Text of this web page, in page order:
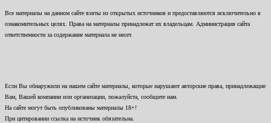
Все материалы на данном сайте взяты из открытых источников и предоставляются исключительно в
ознакомительных целях. Права на материалы принадлежат их владельцам. Администрация сайта
ответственности за содержание материала не несет.
Если Вы обнаружили на нашем сайте материалы, которые нарушают авторские права, принадлежащие
Вам, Вашей компании или организации, пожалуйста, сообщите нам.
На сайте могут быть опубликованы материалы 18+!
При цитировании ссылка на источник обязательна.